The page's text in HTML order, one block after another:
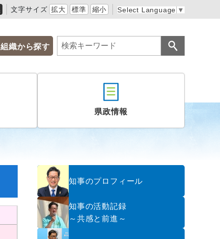
文字サイズ 拡大 標準 縮小 Select Language ▼
組織から探す
県政情報
知事のプロフィール
知事の活動記録
～共感と前進～